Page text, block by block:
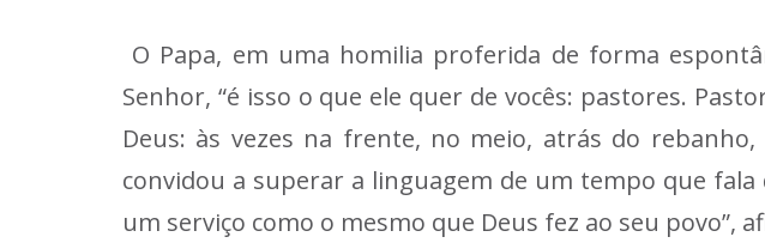
O Papa, em uma homilia proferida de forma
Senhor, “é isso o que ele quer de vocês: pastores.
Deus: às vezes na frente, no meio, atrás do
convidou a superar a linguagem de um tempo que fala
um serviço como o mesmo que Deus fez ao seu povo”,